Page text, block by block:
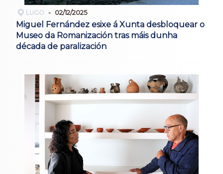
LUGO 02/12/2025
Miguel Fernández esixe á Xunta desbloquear o
Museo da Romanización tras máis dunha
década de paralización